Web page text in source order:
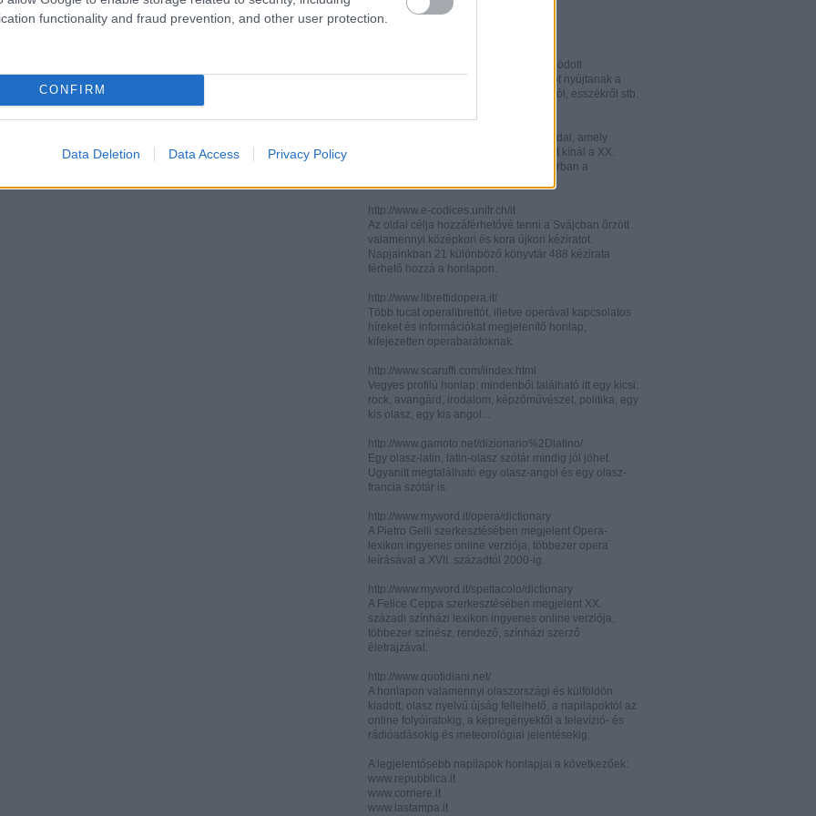
functionality and fraud prevention, and other user protection.
CONFIRM
Data Deletion Data Access Privacy Policy
http://www.italianistica.info/
Két, italianisztikai kutatásra specializálódott
információs portál - számos információt nyújtanak a
legújabb publikációkról, konferenciákról, esszékről stb.
http://digilander.libero.it/letteratura/
Könnyen áttkinthető irodalomkritikai oldal, amely
műelemzéseket és szerzői életrajzokat kínál a XX.
század elejéről. Célközönsége elsősorban a
http://www.e-codices.unifr.ch/it
Az oldal célja hozzáférhetővé tenni a Svájcban őrzött
valamennyi középkori és kora újkori kéziratot.
Napjainkban 21 különböző könyvtár 488 kézirata
férhető hozzá a honlapon.
http://www.librettidopera.it/
Több tucat operalibrettót, illetve operával kapcsolatos
híreket és információkat megjelenítő honlap,
kifejezetten operabarátoknak.
http://www.scaruffi.com/iindex.html
Vegyes profilú honlap: mindenből található itt egy kicsi:
rock, avangárd, irodalom, képzőművészet, politika, egy
kis olasz, egy kis angol...
http://www.gamoto.net/dizionario%2Dlatino/
Egy olasz-latin, latin-olasz szótár mindig jól jöhet.
Ugyanitt megtalálható egy olasz-angol és egy olasz-
francia szótár is.
http://www.myword.it/opera/dictionary
A Pietro Gelli szerkesztésében megjelent Opera-
lexikon ingyenes online verziója, többezer opera
leírásával a XVII. századtól 2000-ig.
http://www.myword.it/spettacolo/dictionary
A Felice Ceppa szerkesztésében megjelent XX.
századi színházi lexikon ingyenes online verziója,
többezer színész, rendező, színházi szerző
életrajzával.
http://www.quotidiani.net/
A honlapon valamennyi olaszországi és külföldön
kiadott, olasz nyelvű újság fellelhető, a napilapoktól az
online folyóiratokig, a képregényektől a televízió- és
rádióadásokig és meteorológiai jelentésekig.
A legjelentősebb napilapok honlapjai a következőek:
www.repubblica.it
www.corriere.it
www.lastampa.it